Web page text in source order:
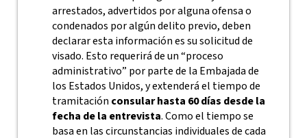
arrestados, advertidos por alguna ofensa o
condenados por algún delito previo, deben
declarar esta información es su solicitud de
visado. Esto requerirá de un “proceso
administrativo” por parte de la Embajada de
los Estados Unidos, y extenderá el tiempo de
tramitación consular hasta 60 días desde la
fecha de la entrevista. Como el tiempo se
basa en las circunstancias individuales de cada